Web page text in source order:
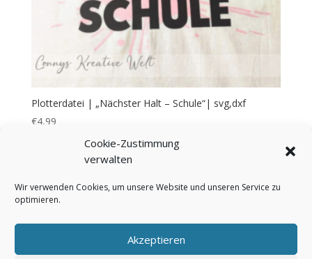
Cookie-Zustimmung
verwalten
Wir verwenden Cookies, um unsere Website und unseren Service zu
optimieren.
Akzeptieren
Plotterdatei | „Nächster Halt – Schule“| svg,dxf
€4,99
Bezahlung & Versand
AGB
Impressum Über mich
Kontakt
Cookie-Richtlinie (EU)
Datenschutzerklärung